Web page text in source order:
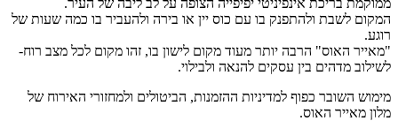
המקום לשבת ולהתפנק בו עם כוס יין או בירה ולהעביר בו כמה שעות של
רוגע.
"מאייר האוס" הרבה יותר מעוד מקום לישון בו, זהו מקום לכל מצב רוח-
לשילוב מדהים בין עסקים להנאה ולבילוי.
מימוש השובר כפוף למדיניות ההזמנות, הביטולים ולמחזורי האירוח של
מלון מאייר האוס.